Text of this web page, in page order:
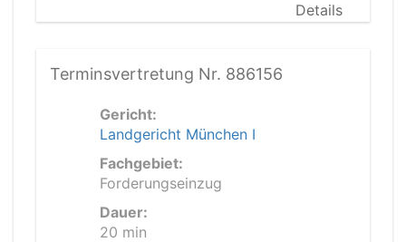
Details
Terminsvertretung Nr. 886156
Gericht:
Landgericht München I
Fachgebiet:
Forderungseinzug
Dauer:
20 min